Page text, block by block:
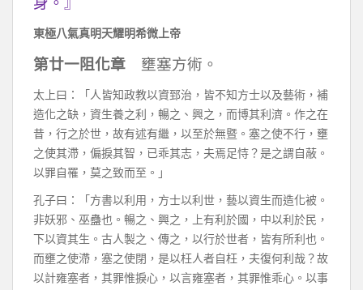
東極八氣真明天耀明希微上帝
第廿一阻化章 壅塞方術。
太上曰：「人皆知政教以資郅治，皆不知方士以及藝術，補
造化之缺，資生養之利，暢之、興之，而博其利濟。作之在
昔，行之於世，故有述有繼，以至於無暨。塞之使不行，壅
之使其滯，偏捩其智，已乖其志，夫焉足恃？是之謂自蔽。
以罪自罹，莫之致而至。」
孔子曰：「方書以利用，方士以利世，藝以資生而造化被。
非妖邪、巫蠱也。暢之、興之，上有利於國，中以利於民，
下以資其生。古人製之、傳之，以行於世者，皆有所利也。
而壅之使滯，塞之使閉，是以枉人者自枉，夫復何利哉？故
以計雍塞者，其罪惟捩心，以言雍塞者，其罪惟乖心。以事